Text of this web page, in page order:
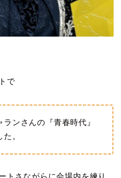
で
ンさんの『青春時代』
。